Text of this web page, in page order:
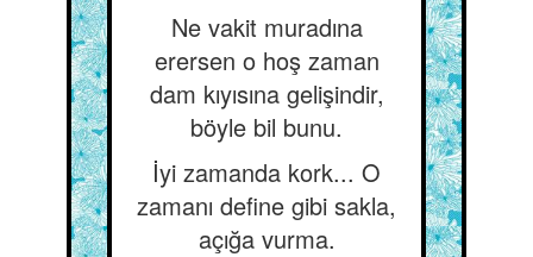
Ne vakit muradına
erersen o hoş zaman
dam kıyısına gelişindir,
böyle bil bunu.
İyi zamanda kork... O
zamanı define gibi sakla,
açığa vurma.